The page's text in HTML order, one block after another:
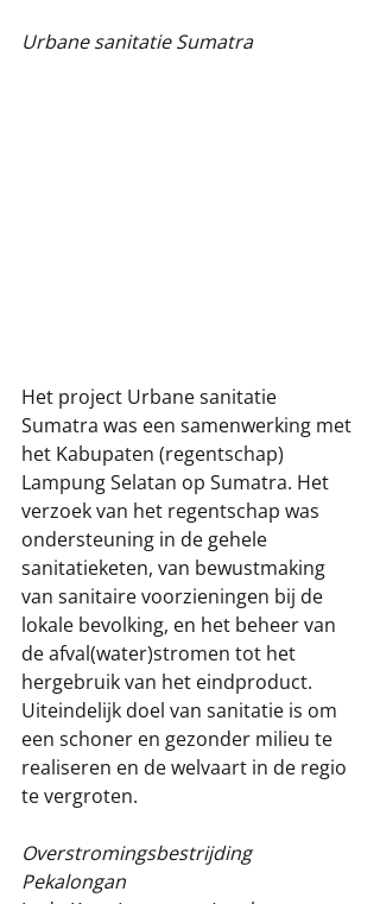
Urbane sanitatie Sumatra
Het project Urbane sanitatie
Sumatra was een samenwerking met
het Kabupaten (regentschap)
Lampung Selatan op Sumatra. Het
verzoek van het regentschap was
ondersteuning in de gehele
sanitatieketen, van bewustmaking
van sanitaire voorzieningen bij de
lokale bevolking, en het beheer van
de afval(water)stromen tot het
hergebruik van het eindproduct.
Uiteindelijk doel van sanitatie is om
een schoner en gezonder milieu te
realiseren en de welvaart in de regio
te vergroten.
Overstromingsbestrijding
Pekalongan